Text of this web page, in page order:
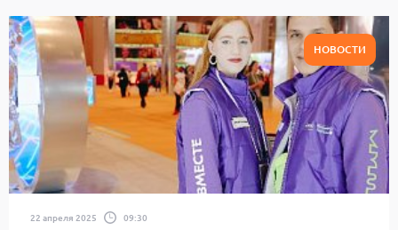
НОВОСТИ
22 апреля 2025 09:30